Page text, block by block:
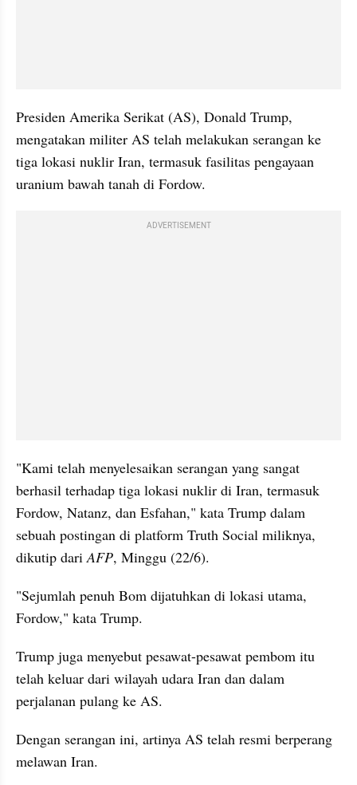
Presiden Amerika Serikat (AS), Donald Trump,
mengatakan militer AS telah melakukan serangan ke
tiga lokasi nuklir Iran, termasuk fasilitas pengayaan
uranium bawah tanah di Fordow.
ADVERTISEMENT
"Kami telah menyelesaikan serangan yang sangat
berhasil terhadap tiga lokasi nuklir di Iran, termasuk
Fordow, Natanz, dan Esfahan," kata Trump dalam
sebuah postingan di platform Truth Social miliknya,
dikutip dari AFP, Minggu (22/6).
"Sejumlah penuh Bom dijatuhkan di lokasi utama,
Fordow," kata Trump.
Trump juga menyebut pesawat-pesawat pembom itu
telah keluar dari wilayah udara Iran dan dalam
perjalanan pulang ke AS.
Dengan serangan ini, artinya AS telah resmi berperang
melawan Iran.